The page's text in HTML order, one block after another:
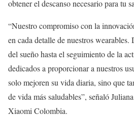
obtener el descanso necesario para tu
“Nuestro compromiso con la
en cada detalle de nuestros
del sueño hasta el seguimiento de la
dedicados a proporcionar a nuestros
solo mejoren su vida diaria, sino que
de vida más saludables”, señaló
Xiaomi Colombia.